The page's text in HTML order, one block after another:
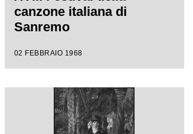
canzone italiana di
Sanremo
02 FEBBRAIO 1968